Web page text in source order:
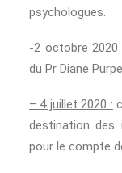
psychologues.
-2 octobre 2020
du Pr Diane
– 4 juillet 2020 :
destination des
pour le compte